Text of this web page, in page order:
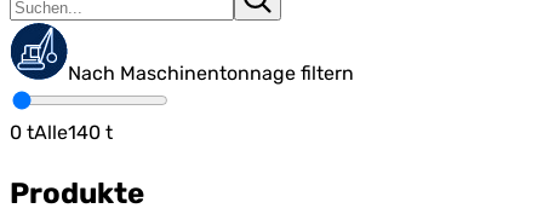
Nach Maschinentonnage filtern
0 tAlle140 t
Produkte